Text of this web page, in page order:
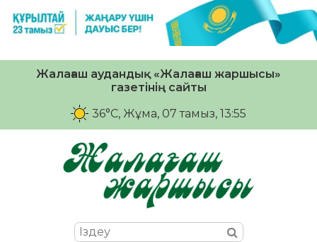
Жалағаш аудандық «Жалағаш жаршысы»
газетінің сайты
36°C, Жұма, 07 тамыз, 13:55